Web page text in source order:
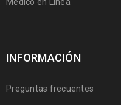
Médico en Línea
INFORMACIÓN
Preguntas frecuentes